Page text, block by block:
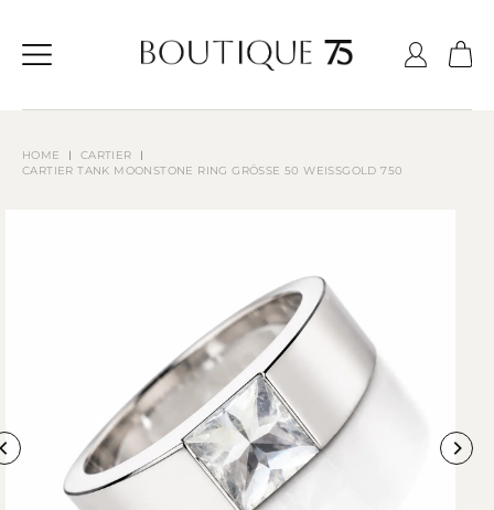
springen
HOME
CARTIER
CARTIER TANK MOONSTONE RING GRÖSSE 50 WEISSGOLD 750